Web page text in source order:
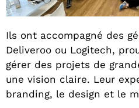
Ils ont accompagné des
Deliveroo ou Logitech,
gérer des projets de
une vision claire. Leur
branding, le design et le